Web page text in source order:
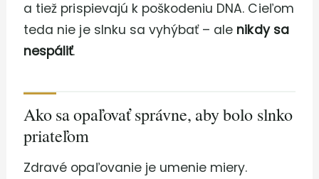
a tiež prispievajú k poškodeniu DNA. Cieľom
teda nie je slnku sa vyhýbať – ale nikdy sa
nespáliť.
Ako sa opaľovať správne, aby bolo slnko
priateľom
Zdravé opaľovanie je umenie miery.